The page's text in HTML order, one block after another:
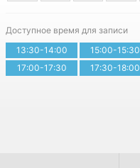
Доступное время для записи
13:30-14:00
15:00-15:30
17:00-17:30
17:30-18:00